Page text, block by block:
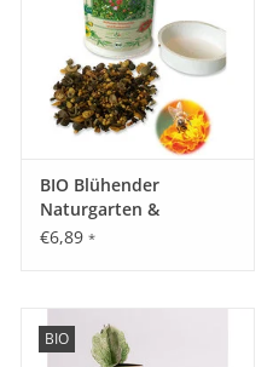
BIO Blühender
Naturgarten &
Blumenwiese - Dose
€6,89 *
BIO